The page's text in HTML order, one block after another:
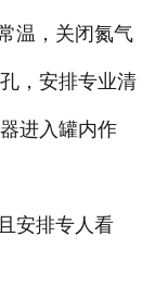
温，关闭氮气
，安排专业清
进入罐内作
安排专人看